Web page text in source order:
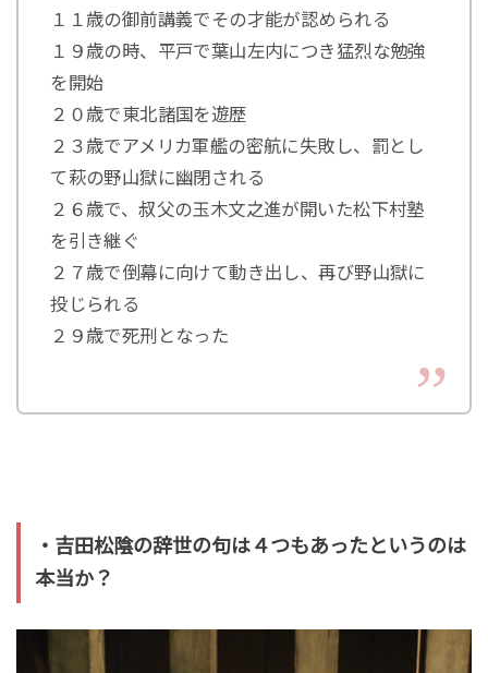
１１歳の御前講義でその才能が認められる
１９歳の時、平戸で葉山左内につき猛烈な勉強
を開始
２０歳で東北諸国を遊歴
２３歳でアメリカ軍艦の密航に失敗し、罰とし
て萩の野山獄に幽閉される
２６歳で、叔父の玉木文之進が開いた松下村塾
を引き継ぐ
２７歳で倒幕に向けて動き出し、再び野山獄に
投じられる
２９歳で死刑となった
・吉田松陰の辞世の句は４つもあったというのは
本当か？